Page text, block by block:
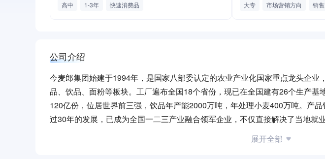
高中 1-3年 快速消费品 大专 市场营销方向 销
公司介绍
今麦郎集团始建于1994年，是国家八部委认定的农业产业化国家重点龙头企
品、饮品、面粉等板块。工厂遍布全国18个省份，现已在全国建有26个生产
120亿份，位居世界前三强，饮品年产能2000万吨，年处理小麦400万吨。产
过30年的发展，已成为全国一二三产业融合领军企业，不仅直接解决了当地就
输、建筑、服务等相关行业的迅猛发展，助力乡村振兴，为国家经济高质量发展
展开全部